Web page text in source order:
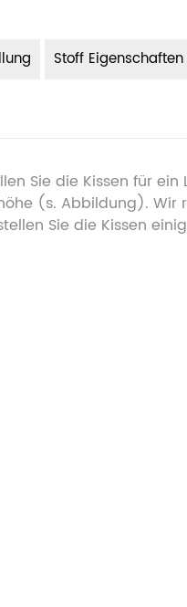
Sie die Kissen für
(s. Abbildung). Wir
Sie die Kissen
Stoff Eigenschaften